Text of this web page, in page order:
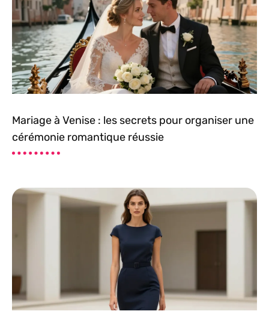
Mariage à Venise : les secrets pour organiser une
cérémonie romantique réussie